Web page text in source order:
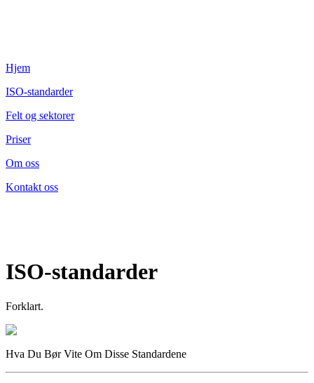
Hjem
ISO-standarder
Felt og sektorer
Priser
Om oss
Kontakt oss
ISO-standarder
Forklart.
Hva Du Bør Vite Om Disse Standardene